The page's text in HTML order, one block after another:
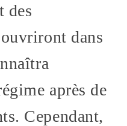
des
dans
après de
Cependant,